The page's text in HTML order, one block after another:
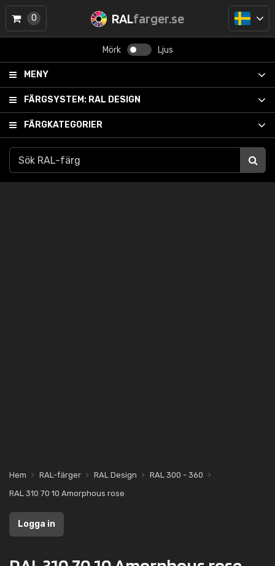
RALfarger.se
Mörk Ljus
MENY
FÄRGSYSTEM: RAL DESIGN
FÄRGKATEGORIER
0
Hem RAL-färger RAL Design
RAL 300 - 360
RAL 310 70 10 Amorphous rose
Logga in